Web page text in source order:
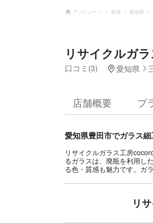
アソビュー！ 東海 愛知県
リサイクルガ
口コミ(3) 愛知県
店舗概要 プ
愛知県豊田市でガラス
リサイクルガラス工房
るガラスは、廃瓶を利用し
る色・質感も魅力です。ガ
リ